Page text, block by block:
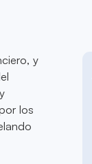
y
los